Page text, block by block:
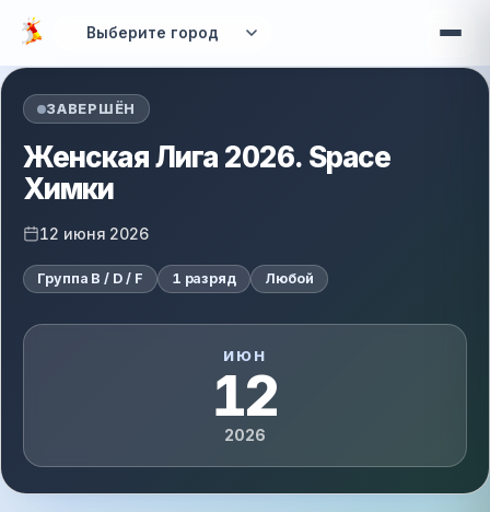
Перейти к основному содержанию
ЗАВЕРШЁН
Женская Лига 2026. Space
Химки
12 июня 2026
Группа B / D / F 1 разряд Любой
ИЮН
12
2026